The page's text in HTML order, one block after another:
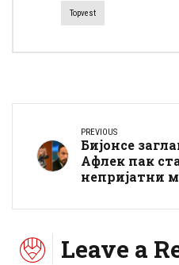
Topvest
PREVIOUS
Бијонсе
Афлек пак
непријатни
Leave a